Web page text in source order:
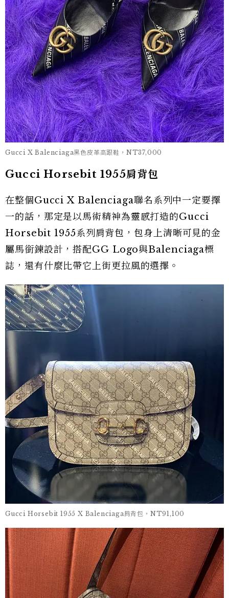
Gucci X Balenciaga黑色皮革高跟鞋，NT37,000
Gucci Horsebit 1955肩背包
在整個Gucci X Balenciaga聯名系列中一定要擇
一的話，那定是以馬術精神為靈感打造的Gucci
Horsebit 1955系列肩背包，包身上清晰可見的金
屬馬銜鍊設計，搭配GG Logo與Balenciaga標
誌，還有什麼比帶它上街更拉風的選擇。
Gucci Horsebit 1955 X Balenciaga肩背包，NT91,100